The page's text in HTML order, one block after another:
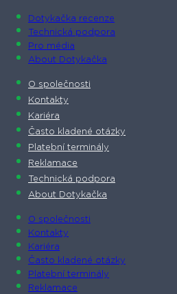
Dotykačka recenze
Technická podpora
Pro média
About Dotykačka
O společnosti
Kontakty
Kariéra
Často kladené otázky
Platební terminály
Reklamace
Technická podpora
About Dotykačka
O společnosti
Kontakty
Kariéra
Často kladené otázky
Platební terminály
Reklamace